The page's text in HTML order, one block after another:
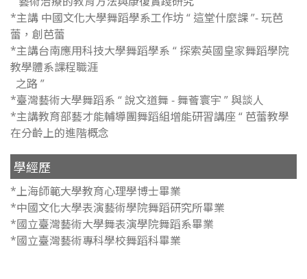
*主講 中國文化大學舞蹈學系工作坊 “ 這堂什麼課 ”- 玩芭
蕾，創芭蕾
*主講台南應用科技大學舞蹈學系 “ 探索英國皇家舞蹈學院
教學體系課程職涯
之路 ”
*臺灣藝術大學舞蹈系 “ 說文道舞 - 舞薈寰宇 ” 與談人
*主講教育部藝才能輔導團舞蹈組增能研習講座 “ 芭蕾教學
在分齡上的進階概念
學經歷
*上海師範大學教育心理學博士畢業
*中國文化大學表演藝術學院舞蹈研究所畢業
*國立臺灣藝術大學舞表演學院舞蹈系畢業
*國立臺灣藝術專科學校舞蹈科畢業